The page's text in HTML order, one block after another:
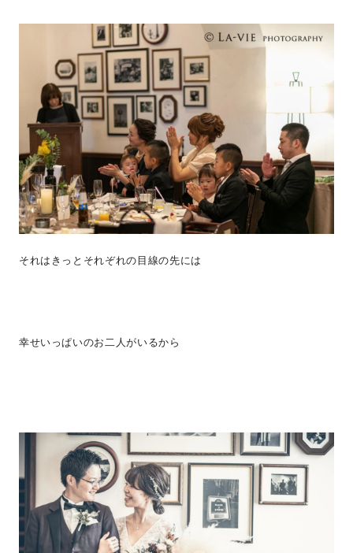
それはきっとそれぞれの目線の先には
幸せいっぱいのお二人がいるから